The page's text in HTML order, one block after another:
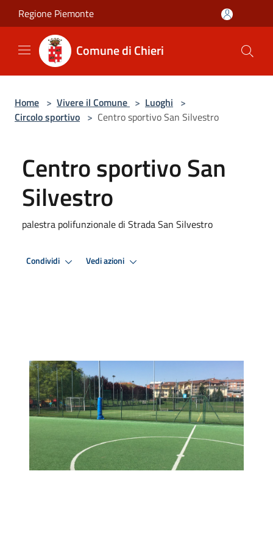
Salta al contenuto principale
Regione Piemonte
Comune di Chieri
Home > Vivere il Comune > Luoghi >
Circolo sportivo > Centro sportivo San Silvestro
Centro sportivo San
Silvestro
palestra polifunzionale di Strada San Silvestro
Condividi Vedi azioni